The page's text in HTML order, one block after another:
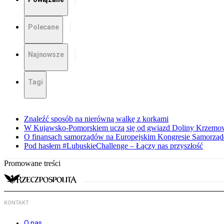
Polecane
Najnowsze
Tagi
Znaleźć sposób na nierówną walkę z korkami
W Kujawsko-Pomorskiem uczą się od gwiazd Doliny
O finansach samorządów na Europejskim Kongresie
Pod hasłem #LubuskieChallenge – Łączy nas przyszłość
Promowane treści
KONTAKT